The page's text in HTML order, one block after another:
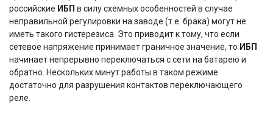
российские ИБП в силу схемных особенностей в случае
неправильной регулировки на заводе (т.е. брака) могут не
иметь такого гистерезиса. Это приводит к тому, что если
сетевое напряжение принимает граничное значение, то ИБП
начинает непрерывно переключаться с сети на батарею и
обратно. Нескольких минут работы в таком режиме
достаточно для разрушения контактов переключающего
реле.